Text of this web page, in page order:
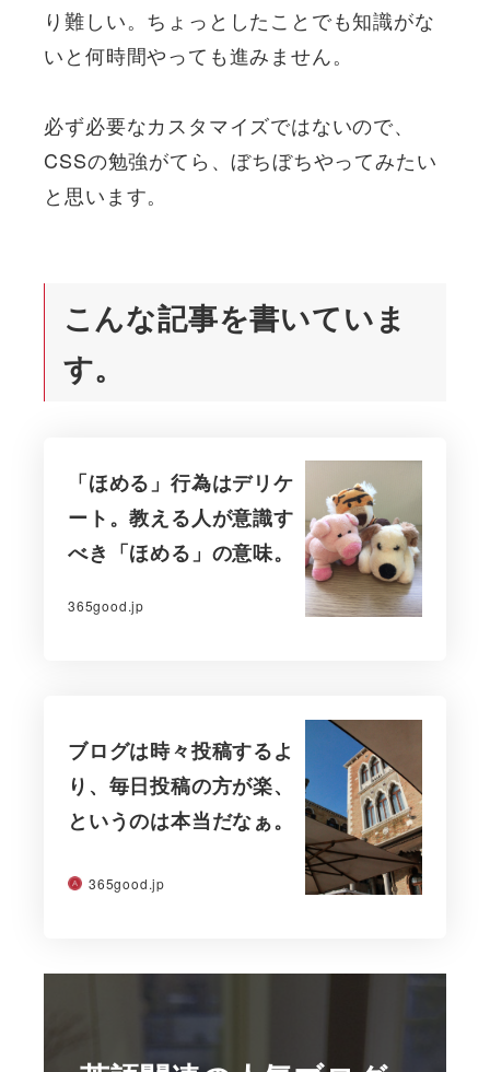
り難しい。ちょっとしたことでも知識がな
いと何時間やっても進みません。
必ず必要なカスタマイズではないので、
CSSの勉強がてら、ぼちぼちやってみたい
と思います。
こんな記事を書いていま
す。
「ほめる」行為はデリケ
ート。教える人が意識す
べき「ほめる」の意味。
365good.jp
ブログは時々投稿するよ
り、毎日投稿の方が楽、
というのは本当だなぁ。
365good.jp